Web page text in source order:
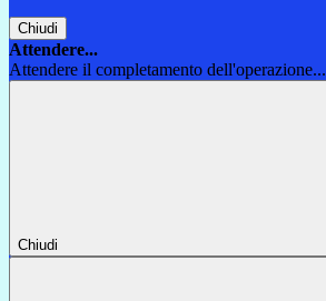
Chiudi
Attendere...
Attendere il completamento dell'operazione...
Chiudi